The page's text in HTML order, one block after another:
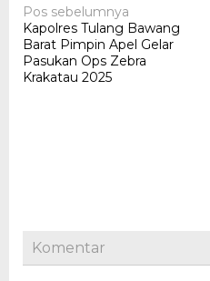
Navigasi
pos
Pos sebelumnya
Kapolres Tulang Bawang
Barat Pimpin Apel Gelar
Pasukan Ops Zebra
Krakatau 2025
Komentar